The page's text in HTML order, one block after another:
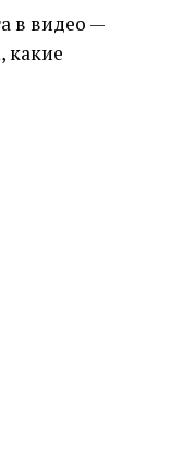
в видео —
какие